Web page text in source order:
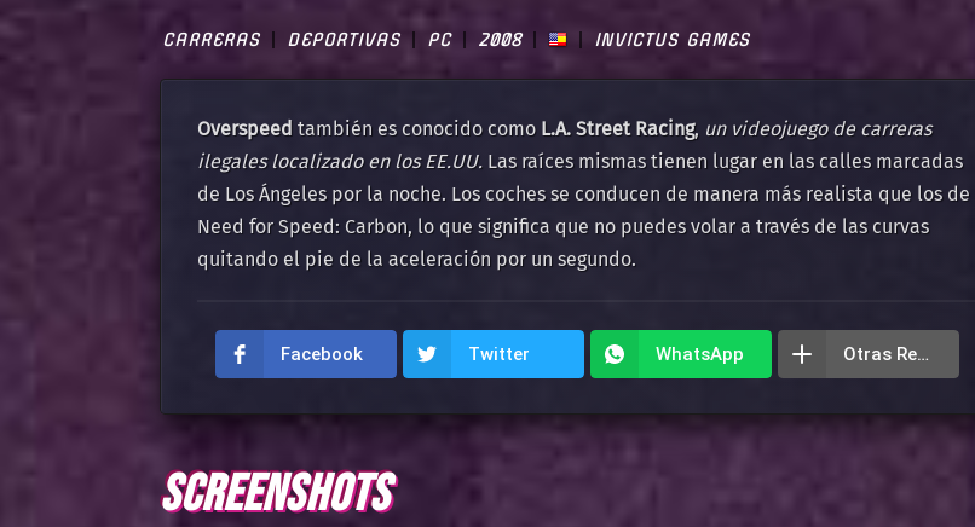
CARRERAS DEPORTIVAS PC 2008 INVICTUS GAMES
Overspeed también es conocido como L.A. Street Racing, un videojuego de carreras
ilegales localizado en los EE.UU. Las raíces mismas tienen lugar en las calles marcadas
de Los Ángeles por la noche. Los coches se conducen de manera más realista que los de
Need for Speed: Carbon, lo que significa que no puedes volar a través de las curvas
quitando el pie de la aceleración por un segundo.
Facebook Twitter WhatsApp Otras Redes
SCREENSHOTS